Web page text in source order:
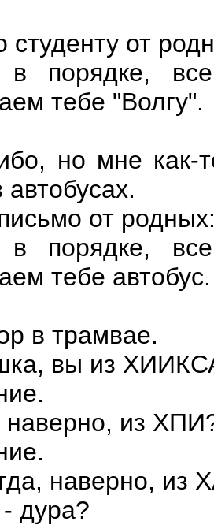
студенту от
порядке,
тебе "Волгу".
но мне как-
автобусах.
от
порядке,
тебе автобус.
в трамвае.
вы из
наверно, из
наверно, из
дура?